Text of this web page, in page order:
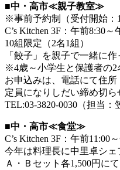
■中・高市≪親子教室≫
※事前予約制（受付開始：
C’s Kitchen 3F：午前8:30～
10組限定（2名1組）
「餃子」を親子で一緒に作
※4歳～小学生と保護者の2
お申込みは、電話にて住所
定員になりしだい締め切ら
TEL:03-3820-0030（担当：
■中・高市≪食堂≫
C’s Kitchen 3F：午前11:00
今年は料理長に中里卓シ
Ａ・Ｂセット各1,500円に